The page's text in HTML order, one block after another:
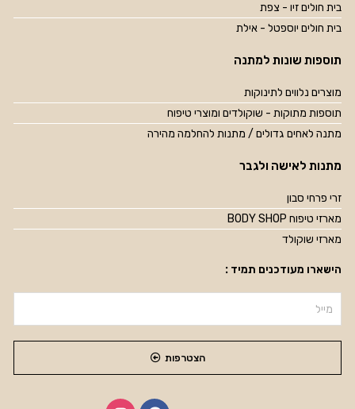
בית חולים זיו - צפת
בית חולים יוספטל - אילת
תוספות שונות למתנה
מוצרים נלווים לתינוקות
תוספות מתוקות - שוקולדים ומוצרי טיפוח
מתנה לאחים גדולים / מתנות להחלמה מהירה
מתנות לאישה ולגבר
זרי פרחי סבון
מארזי טיפוח BODY SHOP
מארזי שוקולד
הישארו מעודכנים תמיד :
הצטרפות